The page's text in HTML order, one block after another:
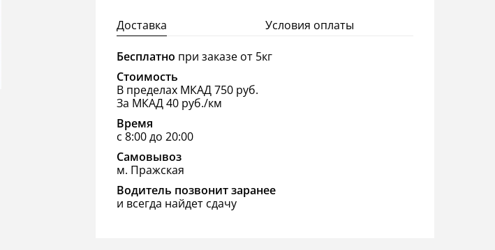
Доставка Условия оплаты
Бесплатно при заказе от 5кг
Стоимость
В пределах МКАД 750 руб.
За МКАД 40 руб./км
Время
с 8:00 до 20:00
Самовывоз
м. Пражская
Водитель позвонит заранее
и всегда найдет сдачу